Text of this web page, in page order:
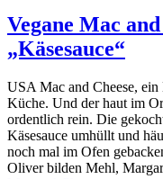
Vegane Mac
„Käsesauce“
USA Mac and Cheese,
Küche. Und der haut im
ordentlich rein. Die
Käsesauce umhüllt und
noch mal im Ofen
Oliver bilden Mehl,